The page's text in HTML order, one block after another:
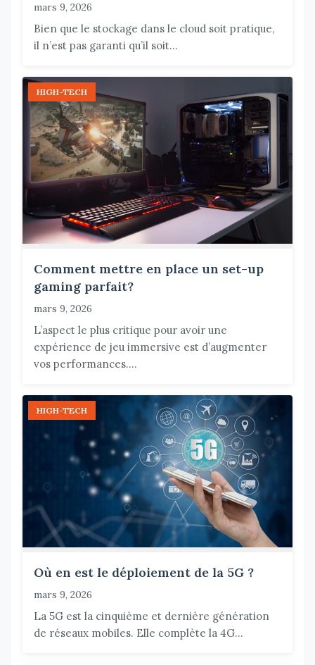
mars 9, 2026
Bien que le stockage dans le cloud soit pratique,
il n’est pas garanti qu’il soit...
HIGH-TECH
Comment mettre en place un set-up
gaming parfait?
mars 9, 2026
L’aspect le plus critique pour avoir une
expérience de jeu immersive est d’augmenter
vos performances....
HIGH-TECH
Où en est le déploiement de la 5G ?
mars 9, 2026
La 5G est la cinquième et dernière génération
de réseaux mobiles. Elle complète la 4G...